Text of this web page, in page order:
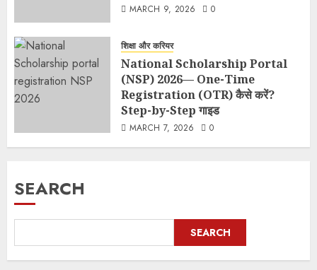
MARCH 9, 2026 0
शिक्षा और करियर
National Scholarship Portal
(NSP) 2026— One-Time
Registration (OTR) कैसे करें?
Step-by-Step गाइड
MARCH 7, 2026 0
SEARCH
SEARCH